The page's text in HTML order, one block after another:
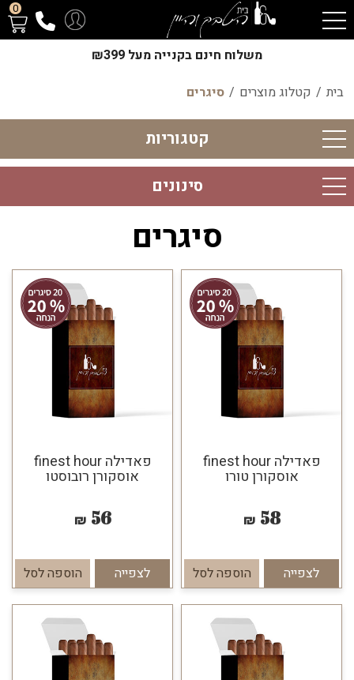
0
משלוח חינם בקנייה מעל ₪399
בית / קטלוג מוצרים / סיגרים
קטגוריות
סינונים
סיגרים
פאדילה finest hour
אוסקורן טורו
58
₪
לצפייה הוספה לסל
פאדילה finest hour
אוסקורן רובוסטו
56
₪
לצפייה הוספה לסל